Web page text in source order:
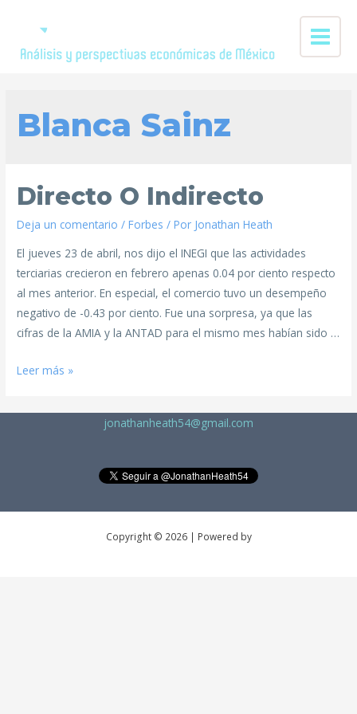
Blanca Sainz
Directo O Indirecto
Deja un comentario /Forbes / Por Jonathan Heath
El jueves 23 de abril, nos dijo el INEGI que las actividades
terciarias crecieron en febrero apenas 0.04 por ciento respecto
al mes anterior. En especial, el comercio tuvo un desempeño
negativo de -0.43 por ciento. Fue una sorpresa, ya que las
cifras de la AMIA y la ANTAD para el mismo mes habían sido …
Leer más »
jonathanheath54@gmail.com
Copyright © 2026 | Powered by